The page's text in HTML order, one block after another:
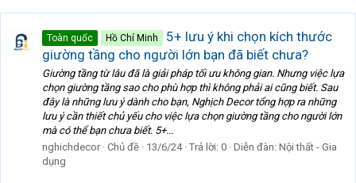
Toàn quốc Hồ Chí Minh
5+ lưu ý khi chọn kích thước
giường tầng cho người lớn bạn đã biết chưa?
Giường tầng từ lâu đã là giải pháp tối ưu không gian. Nhưng việc lựa
chọn giường tầng sao cho phù hợp thì không phải ai cũng biết. Sau
đây là những lưu ý dành cho bạn, Nghịch Decor tổng hợp ra những
lưu ý cần thiết chủ yếu cho việc lựa chọn giường tầng cho người lớn
mà có thể bạn chưa biết. 5+...
nghichdecor Chủ đề 13/6/24 Trả lời: 0 Diễn đàn: Nội thất - Gia
dụng